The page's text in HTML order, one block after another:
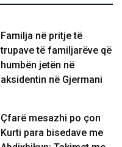
​Familja në pritje të
trupave të familjarëve që
humbën jetën në
aksidentin në Gjermani
Çfarë mesazhi po çon
Kurti para bisedave me